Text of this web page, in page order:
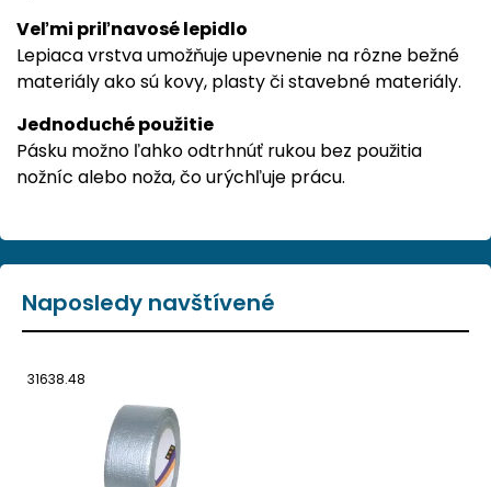
Veľmi priľnavosé lepidlo
Lepiaca vrstva umožňuje upevnenie na rôzne bežné
materiály ako sú kovy, plasty či stavebné materiály.
Jednoduché použitie
Pásku možno ľahko odtrhnúť rukou bez použitia
nožníc alebo noža, čo urýchľuje prácu.
Naposledy navštívené
31638.48